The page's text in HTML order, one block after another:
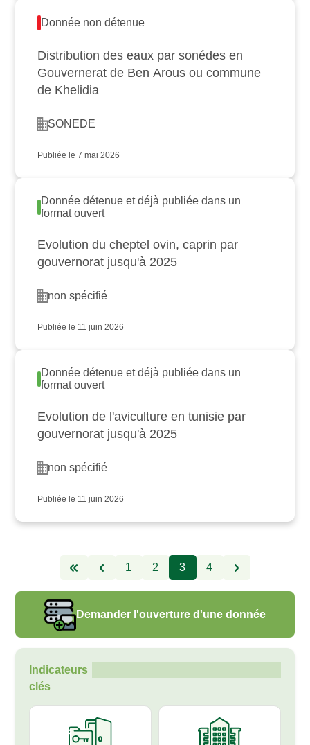
Donnée non détenue
Distribution des eaux par sonédes en
Gouvernerat de Ben Arous ou commune
de Khelidia
SONEDE
Publiée le 7 mai 2026
Donnée détenue et déjà publiée dans un
format ouvert
Evolution du cheptel ovin, caprin par
gouvernorat jusqu'à 2025
non spécifié
Publiée le 11 juin 2026
Donnée détenue et déjà publiée dans un
format ouvert
Evolution de l'aviculture en tunisie par
gouvernorat jusqu'à 2025
non spécifié
Publiée le 11 juin 2026
1 2 3 4
Demander l'ouverture d'une donnée
Indicateurs
clés